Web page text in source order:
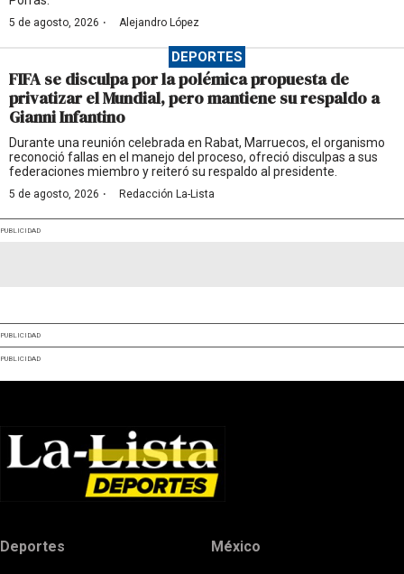
5 de agosto, 2026 · Alejandro López
DEPORTES
FIFA se disculpa por la polémica propuesta de
privatizar el Mundial, pero mantiene su respaldo a
Gianni Infantino
Durante una reunión celebrada en Rabat, Marruecos, el organismo
reconoció fallas en el manejo del proceso, ofreció disculpas a sus
federaciones miembro y reiteró su respaldo al presidente.
5 de agosto, 2026 · Redacción La-Lista
PUBLICIDAD
PUBLICIDAD
PUBLICIDAD
Deportes México